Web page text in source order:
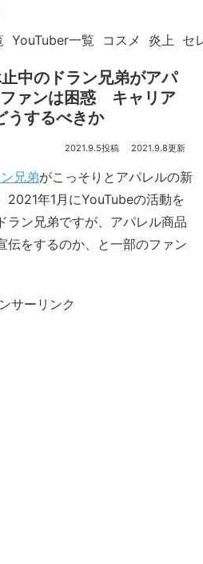
YouTuber一覧 コスメ 炎上 セ
中のドラン兄弟がアパ
ファンは困惑 キャリア
うするべきか
2021.9.5 2021.9.8
兄弟がこっそりとアパレルの新
2021年1月にYouTubeの活動を
ラン兄弟ですが、アパレル商品
伝をするのか、と一部のファン
サーリンク